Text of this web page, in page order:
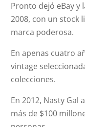
Pronto dejó eBay y
2008, con un stock
marca poderosa.
En apenas cuatro
vintage
colecciones.
En 2012, Nasty Gal
más de $100